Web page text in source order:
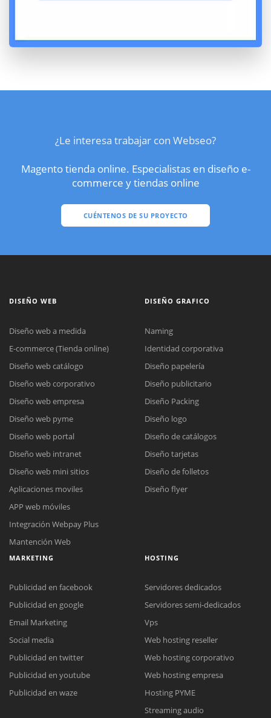
¿Le interesa trabajar con Webseo?
Magento tienda online. Especialistas en diseño e-
commerce y tiendas online
CUÉNTENOS DE SU PROYECTO
Reunión online
Meet para la reunión online.
Cotización
Chat Online
Todos nuestros ejecutivos están fuera de línea. Complete el formulario
DISEÑO WEB
Diseño web a medida
E-commerce (Tienda online)
Diseño web catálogo
Diseño web corporativo
Diseño web empresa
Diseño web pyme
Diseño web portal
Diseño web intranet
Diseño web mini sitios
Aplicaciones moviles
APP web móviles
Integración Webpay Plus
Mantención Web
DISEÑO GRAFICO
Naming
Identidad corporativa
Diseño papelería
Diseño publicitario
Diseño Packing
Diseño logo
Diseño de catálogos
Diseño tarjetas
Diseño de folletos
Diseño flyer
MARKETING
Publicidad en facebook
Publicidad en google
Email Marketing
Social media
Publicidad en twitter
Publicidad en youtube
Publicidad en waze
HOSTING
Servidores dedicados
Servidores semi-dedicados
Vps
Web hosting reseller
Web hosting corporativo
Web hosting empresa
Hosting PYME
Streaming audio